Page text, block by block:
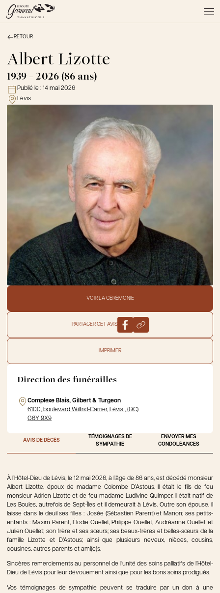
À PROPOS
NOS SERVICES
NOS PRODUITS
NOTRE ÉQUIPE
NOS SALONS
AVIS DE DÉCÈS
RETOUR
Albert Lizotte
1939 - 2026 (86 ans)
Publié le : 14 mai 2026
Lévis
VOIR LA CÉRÉMONIE
PARTAGER CET AVIS
IMPRIMER
Direction des funérailles
Complexe Blais, Gilbert & Turgeon
6100, boulevard Wilfrid-Carrier, Lévis , (QC)
G6Y 9X9
AVIS DE DÉCÈS
TÉMOIGNAGES DE
SYMPATHIE
ENVOYER MES
CONDOLÉANCES
À l’Hôtel-Dieu de Lévis, le 12 mai 2026, à l’âge de 86 ans, est décédé monsieur
Albert Lizotte, époux de madame Colombe D’Astous. Il était le fils de feu
monsieur Adrien Lizotte et de feu madame Ludivine Quimper. Il était natif de
Les Boules, autrefois de Sept-Îles et il demeurait à Lévis. Outre son épouse, il
laisse dans le deuil ses filles : Josée (Sébastien Parent) et Manon; ses petits-
enfants : Maxim Parent, Élodie Ouellet, Philippe Ouellet, Audréanne Ouellet et
Julien Ouellet; son frère et ses sœurs; ses beaux-frères et belles-sœurs de la
famille Lizotte et D’Astous; ainsi que plusieurs neveux, nièces, cousins,
cousines, autres parents et ami(e)s.
Sincères remerciements au personnel de l’unité des soins palliatifs de l’Hôtel-
Dieu de Lévis pour leur dévouement ainsi que pour les bons soins prodigués.
Vos témoignages de sympathie peuvent se traduire par un don à une